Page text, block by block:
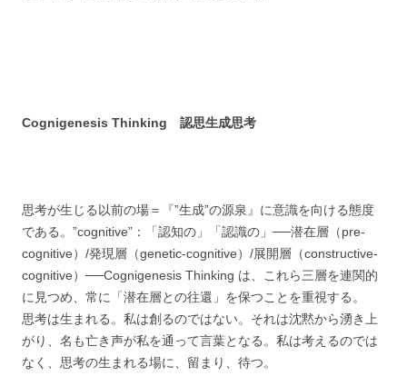
Cognigenesis Thinking 認思生成思考
思考が生じる以前の場＝『”生成”の源泉』に意識を向ける態度
である。”cognitive”：「認知の」「認識の」──潜在層（pre-
cognitive）/発現層（genetic-cognitive）/展開層（constructive-
cognitive）──Cognigenesis Thinking は、これら三層を連関的
に見つめ、常に「潜在層との往還」を保つことを重視する。
思考は生まれる。私は創るのではない。それは沈黙から湧き上
がり、名も亡き声が私を通って言葉となる。私は考えるのでは
なく、思考の生まれる場に、留まり、待つ。